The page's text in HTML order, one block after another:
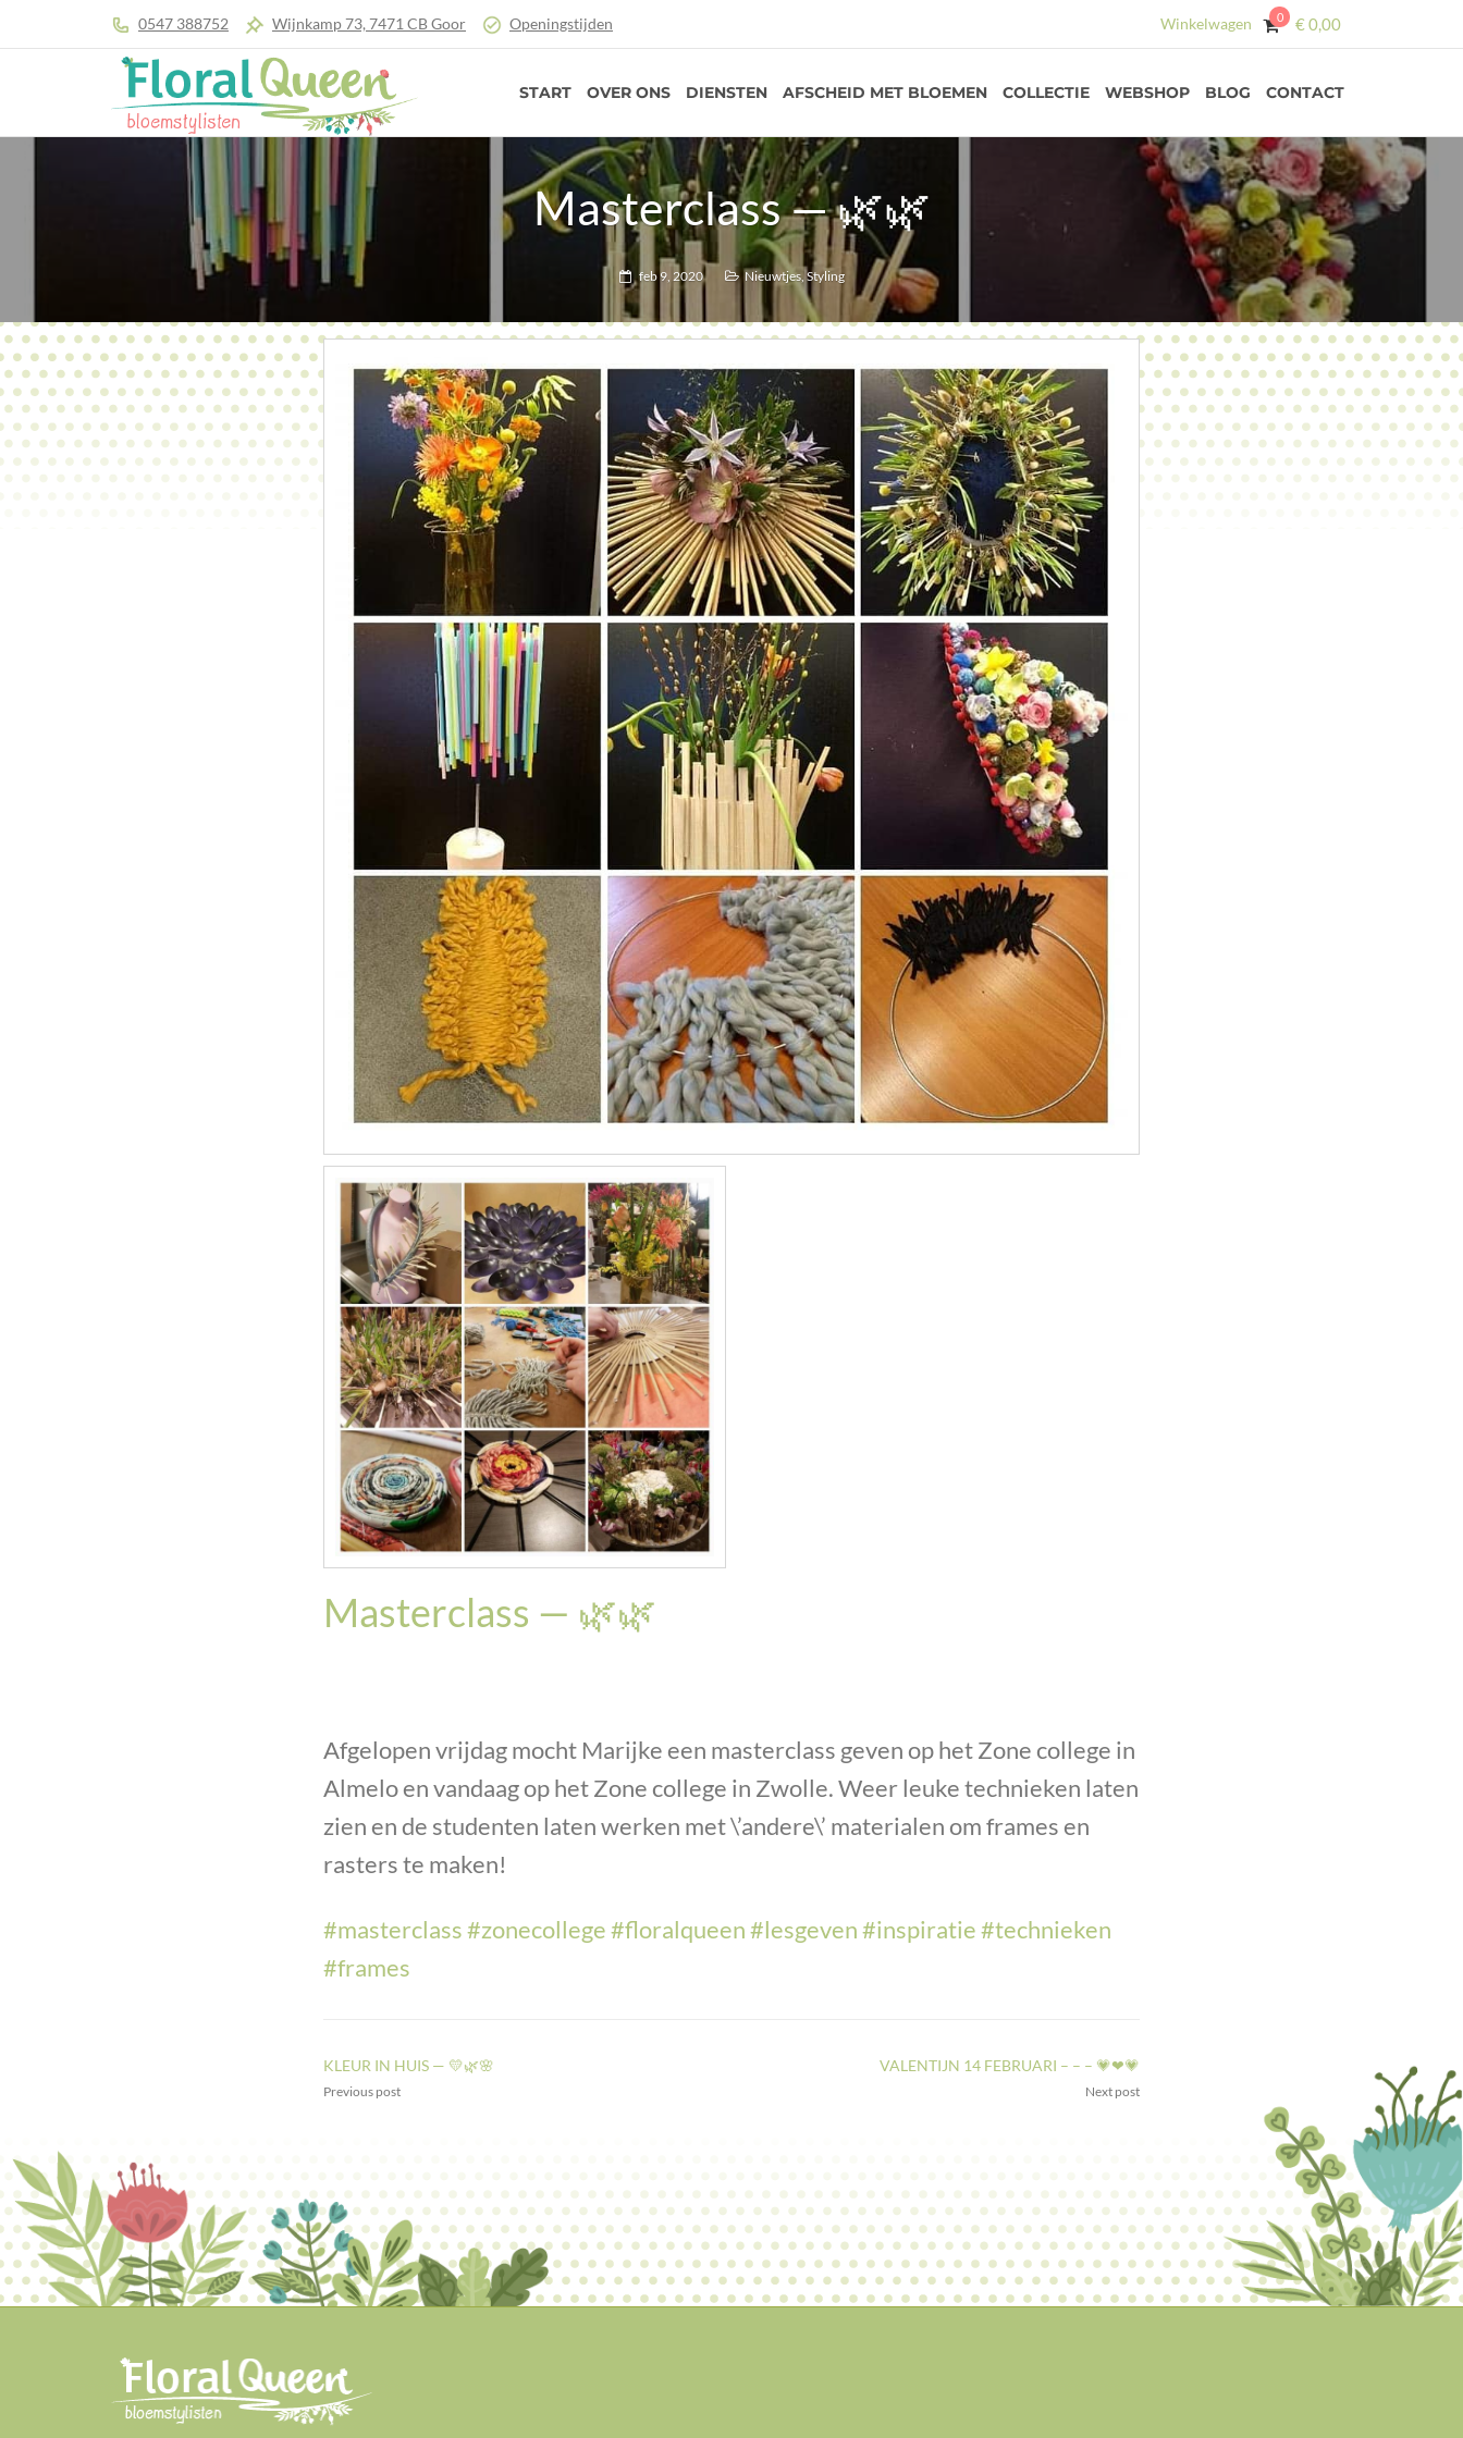
0547 388752 Wijnkamp 73, 7471 CB Goor Openingstijden Winkelwagen 0 €0,00
START OVER ONS DIENSTEN AFSCHEID MET BLOEMEN COLLECTIE WEBSHOP BLOG CONTACT
Masterclass — 🌿🌿
feb 9, 2020 Nieuwtjes, Styling
Masterclass — 🌿🌿
Afgelopen vrijdag mocht Marijke een masterclass geven op het Zone college in
Almelo en vandaag op het Zone college in Zwolle. Weer leuke technieken laten
zien en de studenten laten werken met \’andere\’ materialen om frames en
rasters te maken!
#masterclass#zonecollege#floralqueen#lesgeven#inspiratie#technieken
#frames
KLEUR IN HUIS — 💛🌿🌸
Previous post
VALENTIJN 14 FEBRUARI – – – 💗❤💗
Next post